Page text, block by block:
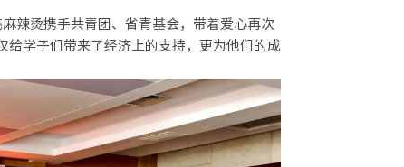
烫携手共青团、省青基会，带着爱心再次
给学子们带来了经济上的支持，更为他们的成